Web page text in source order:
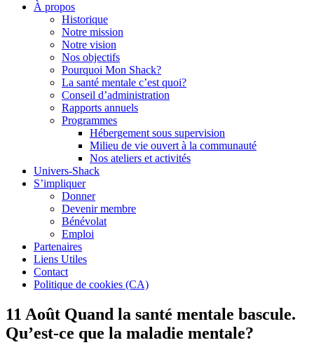
À propos
Historique
Notre mission
Notre vision
Nos objectifs
Pourquoi Mon Shack?
La santé mentale c’est quoi?
Conseil d’administration
Rapports annuels
Programmes
Hébergement sous supervision
Milieu de vie ouvert à la communauté
Nos ateliers et activités
Univers-Shack
S’impliquer
Donner
Devenir membre
Bénévolat
Emploi
Partenaires
Liens Utiles
Contact
Politique de cookies (CA)
11 Août Quand la santé mentale bascule.
Qu’est-ce que la maladie mentale?